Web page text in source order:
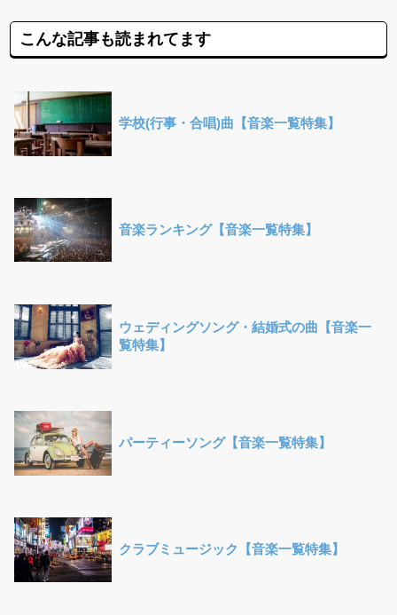
こんな記事も読まれてます
学校(行事・合唱)曲【音楽一覧特集】
音楽ランキング【音楽一覧特集】
ウェディングソング・結婚式の曲【音楽一
覧特集】
パーティーソング【音楽一覧特集】
クラブミュージック【音楽一覧特集】